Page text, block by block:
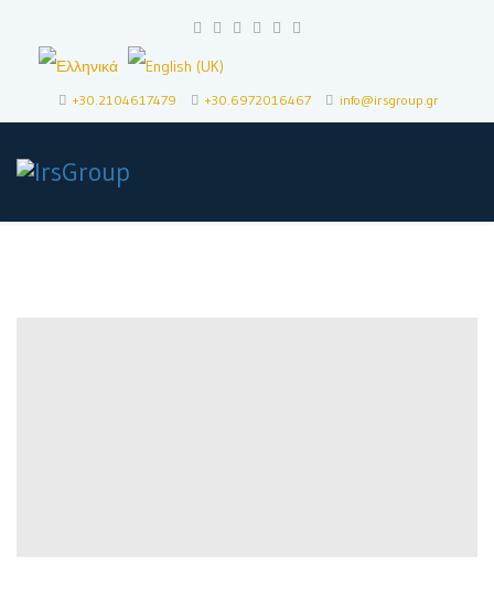
+30.2104617479 +30.6972016467 info@irsgroup.gr